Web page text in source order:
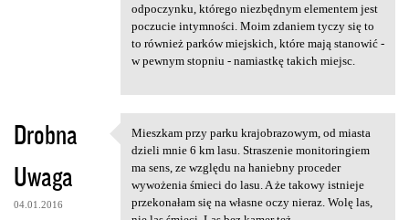
e
odpoczynku, którego niezbędnym elementem jest
poczucie intymności. Moim zdaniem tyczy się to
to również parków miejskich, które mają stanowić -
w pewnym stopniu - namiastkę takich miejsc.
Drobna
Uwaga
04.01.2016
Mieszkam przy parku
Mieszkam przy parku krajobrazowym, od miasta
dzieli mnie 6 km lasu. Straszenie monitoringiem
ma sens, ze względu na haniebny proceder
wywożenia śmieci do lasu. A że takowy istnieje
przekonałam się na własne oczy nieraz. Wolę las,